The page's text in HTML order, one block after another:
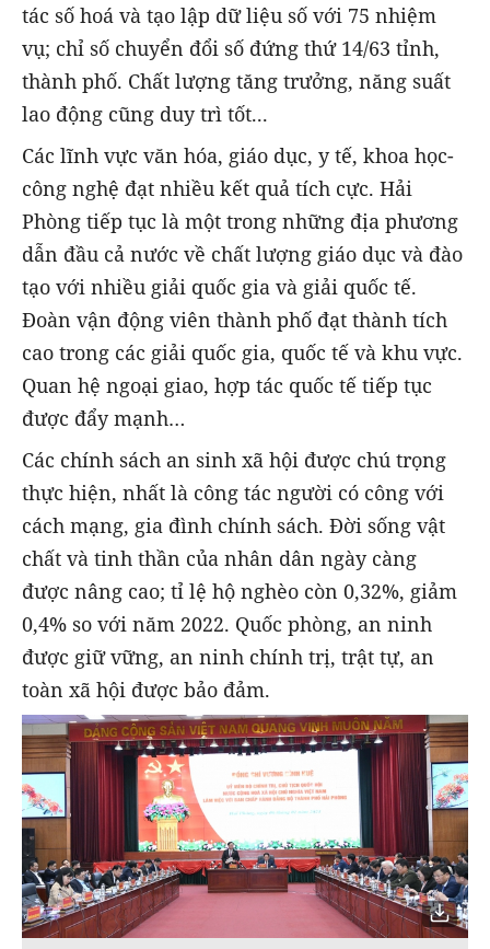
tác số hoá và tạo lập dữ liệu số với 75 nhiệm
vụ; chỉ số chuyển đổi số đứng thứ 14/63 tỉnh,
thành phố. Chất lượng tăng trưởng, năng suất
lao động cũng duy trì tốt...
Các lĩnh vực văn hóa, giáo dục, y tế, khoa học-
công nghệ đạt nhiều kết quả tích cực. Hải
Phòng tiếp tục là một trong những địa phương
dẫn đầu cả nước về chất lượng giáo dục và đào
tạo với nhiều giải quốc gia và giải quốc tế.
Đoàn vận động viên thành phố đạt thành tích
cao trong các giải quốc gia, quốc tế và khu vực.
Quan hệ ngoại giao, hợp tác quốc tế tiếp tục
được đẩy mạnh…
Các chính sách an sinh xã hội được chú trọng
thực hiện, nhất là công tác người có công với
cách mạng, gia đình chính sách. Đời sống vật
chất và tinh thần của nhân dân ngày càng
được nâng cao; tỉ lệ hộ nghèo còn 0,32%, giảm
0,4% so với năm 2022. Quốc phòng, an ninh
được giữ vững, an ninh chính trị, trật tự, an
toàn xã hội được bảo đảm.